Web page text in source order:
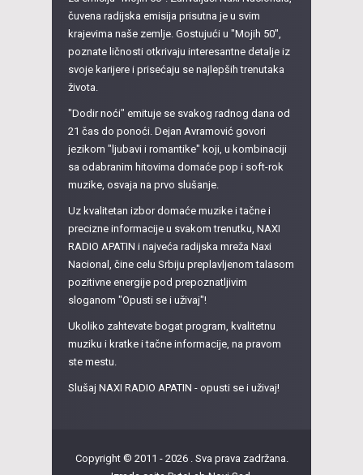
čuvena radijska emisija prisutna je u svim
krajevima naše zemlje. Gostujući u "Mojih 50",
poznate ličnosti otkrivaju interesantne detalje iz
svoje karijere i prisećaju se najlepših trenutaka
života.
"Dodir noći" emituje se svakog radnog dana od
21 čas do ponoći. Dejan Avramović govori
jezikom "ljubavi i romantike" koji, u kombinaciji
sa odabranim hitovima domaće pop i soft-rok
muzike, osvaja na prvo slušanje.
Uz kvalitetan izbor domaće muzike i tačne i
precizne informacije u svakom trenutku, NAXI
RADIO APATIN i najveća radijska mreža Naxi
Nacional, čine celu Srbiju preplavljenom talasom
pozitivne energije pod prepoznatljivim
sloganom "Opusti se i uživaj"!
Ukoliko zahtevate bogat program, kvalitetnu
muziku i kratke i tačne informacije, na pravom
ste mestu.
Slušaj NAXI RADIO APATIN - opusti se i uživaj!
Copyright © 2011 - 2026 . Sva prava zadržana.